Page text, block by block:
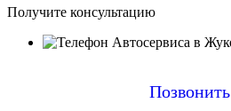
Получите консультацию
Позвонить